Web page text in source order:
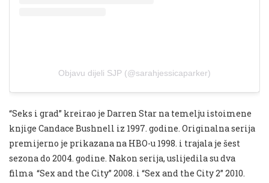
Objavu dijeli SJP (@sarahjessicaparker)
“Seks i grad” kreirao je Darren Star na temelju istoimene
knjige Candace Bushnell iz 1997. godine. Originalna serija
premijerno je prikazana na HBO-u 1998. i trajala je šest
sezona do 2004. godine. Nakon serija, uslijedila su dva
filma “Sex and the City” 2008. i “Sex and the City 2” 2010.